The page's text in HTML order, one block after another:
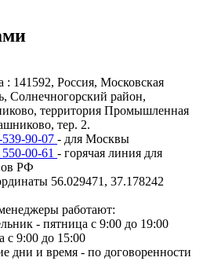
: 141592, Россия, Московская
Солнечногорский район,
территория Промышленная
тер. 2.
90-07 - для Москвы
00-61 - горячая линия для
РФ
56.029471, 37.178242
работают:
- пятница с 9:00 до 19:00
с 9:00 до 15:00
дни и время - по договоренности